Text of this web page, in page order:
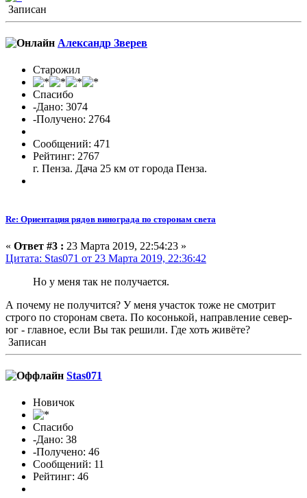
Записан
Александр Зверев
Старожил
Спасибо
-Дано: 3074
-Получено: 2764
Сообщений: 471
Рейтинг: 2767
г. Пенза. Дача 25 км от города Пенза.
Re: Ориентация рядов винограда по сторонам света
« Ответ #3 : 23 Марта 2019, 22:54:23 »
Цитата: Stas071 от 23 Марта 2019, 22:36:42
Но у меня так не получается.
А почему не получится? У меня участок тоже не смотрит
строго по сторонам света. По косонькой, направление север-
юг - главное, если Вы так решили. Где хоть живёте?
Записан
Stas071
Новичок
Спасибо
-Дано: 38
-Получено: 46
Сообщений: 11
Рейтинг: 46